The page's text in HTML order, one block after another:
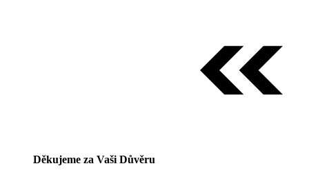
Děkujeme za Vaši Důvěru